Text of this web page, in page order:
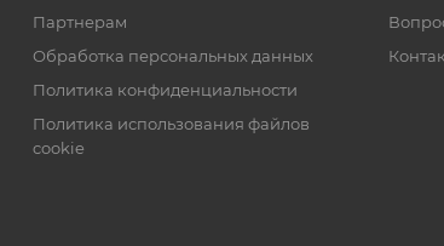
Партнерам
Обработка персональных данных
Политика конфиденциальности
Политика использования файлов
cookie